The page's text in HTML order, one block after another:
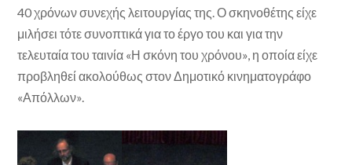
40 χρόνων συνεχής λειτουργίας της. Ο σκηνοθέτης είχε
μιλήσει τότε συνοπτικά για το έργο του και για την
τελευταία του ταινία «Η σκόνη του χρόνου», η οποία είχε
προβληθεί ακολούθως στον Δημοτικό κινηματογράφο
«Απόλλων».